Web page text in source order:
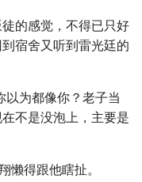
的感觉，不得已只好
宿舍又听到雷光廷的
以为都像你？老子当
不是没泡上，主要是
懒得跟他瞎扯。